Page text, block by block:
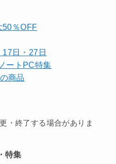
50％OFF
17日・27日
ートPC特集
商品
・終了する場合がありま
特集